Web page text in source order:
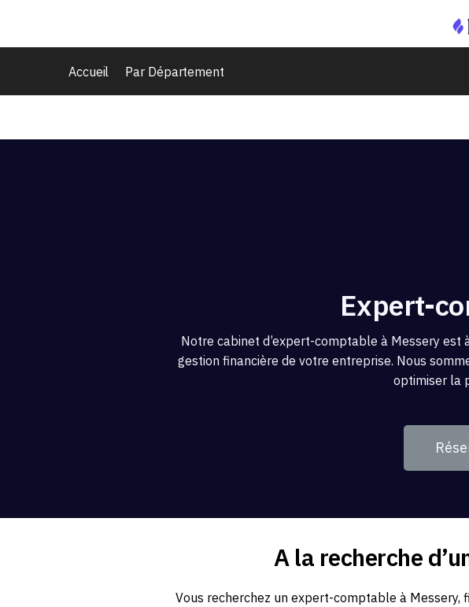
Accueil Par Département
Expert-
Notre cabinet d’expert-comptable à Messery
gestion financière de votre entreprise. Nous
optimiser la
A la recherche
Vous recherchez un expert-comptable à